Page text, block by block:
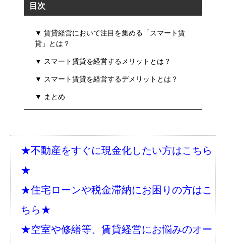
目次
▼ 賃貸経営において注目を集める「スマート賃
貸」とは？
▼ スマート賃貸を経営するメリットとは？
▼ スマート賃貸を経営するデメリットとは？
▼ まとめ
★不動産をすぐに現金化したい方はこちら
★
★住宅ローンや税金滞納にお困りの方はこ
ちら★
★空室や修繕等、賃貸経営にお悩みのオー